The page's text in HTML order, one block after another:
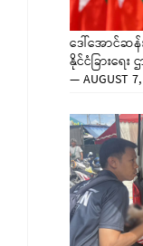
ဒေါ်အောင်ဆ
နိုင်ငံခြားရေ
—AUGUST